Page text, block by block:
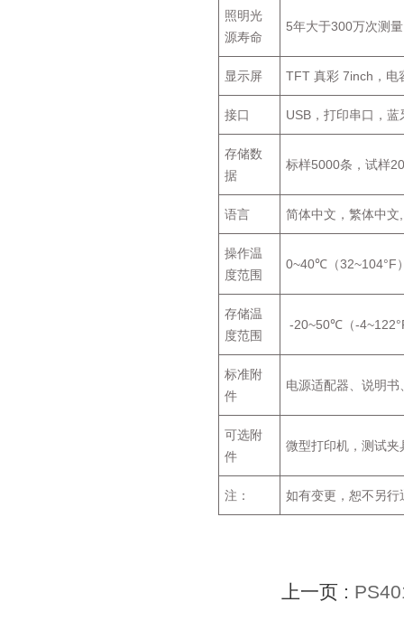
照明光
源寿命
5年大于300万次测量
显示屏 TFT 真彩 7inch，电
接口 USB，打印串口，蓝
存储数
据
标样5000条，试样
语言 简体中文，繁体中文
操作温
度范围
0~40℃（32~104°F
存储温
度范围
-20~50℃（-
标准附
件
电源适配器、说明
可选附
件
微型打印机，测试
注： 如有变更，恕不另行
上一页 :